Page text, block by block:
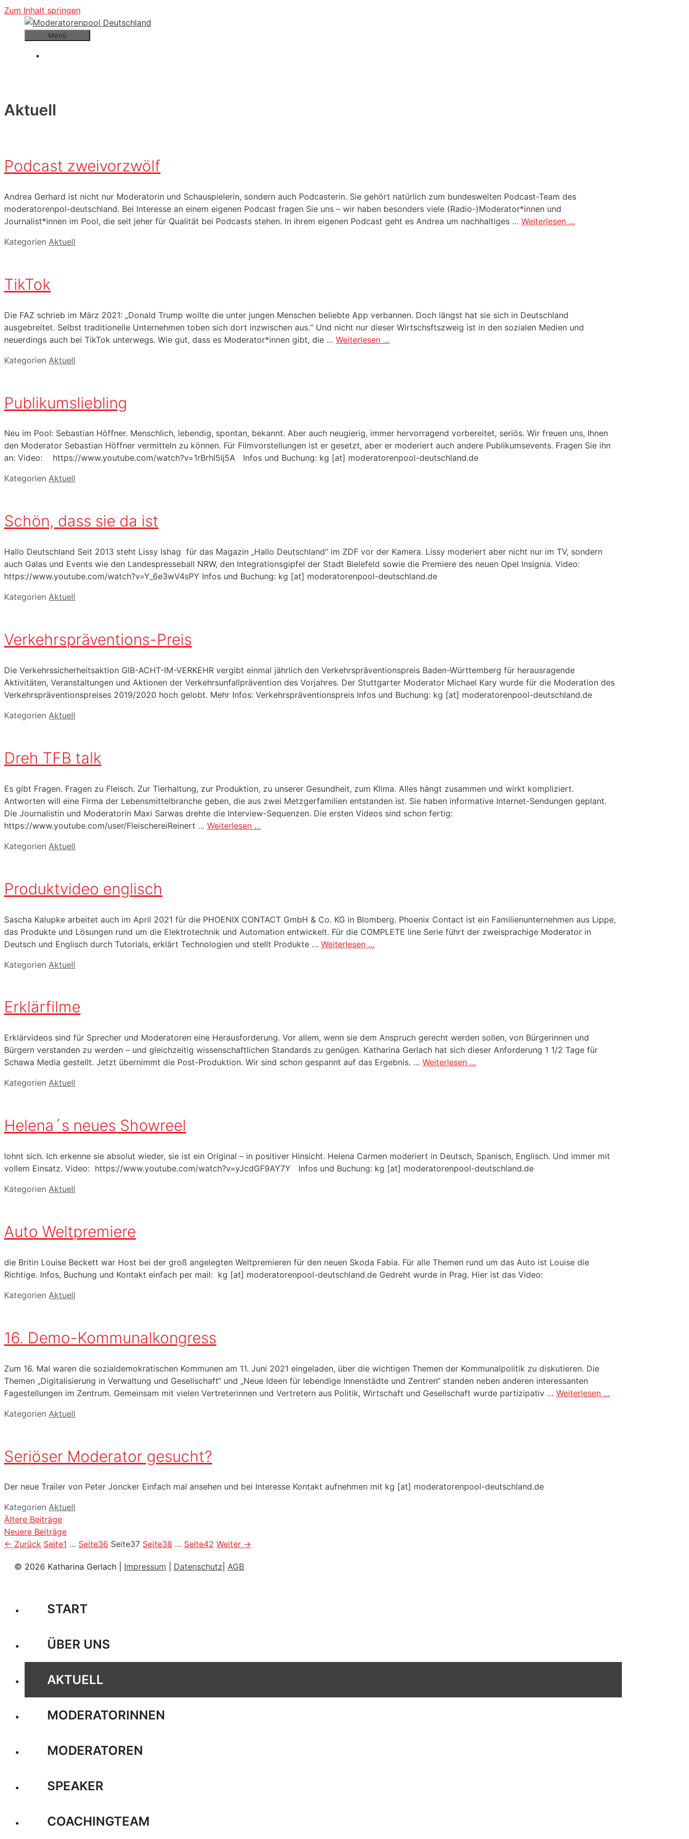
Zum Inhalt springen
Menü
Aktuell
Podcast zweivorzwölf
Andrea Gerhard ist nicht nur Moderatorin und Schauspielerin, sondern auch Podcasterin. Sie gehört natürlich zum bundesweiten Podcast-Team des
moderatorenpol-deutschland. Bei Interesse an einem eigenen Podcast fragen Sie uns – wir haben besonders viele (Radio-)Moderator*innen und
Journalist*innen im Pool, die seit jeher für Qualität bei Podcasts stehen. In ihrem eigenen Podcast geht es Andrea um nachhaltiges … Weiterlesen …
Kategorien Aktuell
TikTok
Die FAZ schrieb im März 2021: „Donald Trump wollte die unter jungen Menschen beliebte App verbannen. Doch längst hat sie sich in Deutschland
ausgebreitet. Selbst traditionelle Unternehmen toben sich dort inzwischen aus.“ Und nicht nur dieser Wirtschsftszweig ist in den sozialen Medien und
neuerdings auch bei TikTok unterwegs. Wie gut, dass es Moderator*innen gibt, die … Weiterlesen …
Kategorien Aktuell
Publikumsliebling
Neu im Pool: Sebastian Höffner. Menschlich, lebendig, spontan, bekannt. Aber auch neugierig, immer hervorragend vorbereitet, seriös. Wir freuen uns, Ihnen
den Moderator Sebastian Höffner vermitteln zu können. Für Filmvorstellungen ist er gesetzt, aber er moderiert auch andere Publikumsevents. Fragen Sie ihn
an: Video: https://www.youtube.com/watch?v=1rBrhI5lj5A Infos und Buchung: kg [at] moderatorenpool-deutschland.de
Kategorien Aktuell
Schön, dass sie da ist
Hallo Deutschland Seit 2013 steht Lissy Ishag für das Magazin „Hallo Deutschland“ im ZDF vor der Kamera. Lissy moderiert aber nicht nur im TV, sondern
auch Galas und Events wie den Landespresseball NRW, den Integrationsgipfel der Stadt Bielefeld sowie die Premiere des neuen Opel Insignia. Video:
https://www.youtube.com/watch?v=Y_6e3wV4sPY Infos und Buchung: kg [at] moderatorenpool-deutschland.de
Kategorien Aktuell
Verkehrspräventions-Preis
Die Verkehrssicherheitsaktion GIB-ACHT-IM-VERKEHR vergibt einmal jährlich den Verkehrspräventionspreis Baden-Württemberg für herausragende
Aktivitäten, Veranstaltungen und Aktionen der Verkehrsunfallprävention des Vorjahres. Der Stuttgarter Moderator Michael Kary wurde für die Moderation des
Verkehrspräventionspreises 2019/2020 hoch gelobt. Mehr Infos: Verkehrspräventionspreis Infos und Buchung: kg [at] moderatorenpool-deutschland.de
Kategorien Aktuell
Dreh TFB talk
Es gibt Fragen. Fragen zu Fleisch. Zur Tierhaltung, zur Produktion, zu unserer Gesundheit, zum Klima. Alles hängt zusammen und wirkt kompliziert.
Antworten will eine Firma der Lebensmittelbranche geben, die aus zwei Metzgerfamilien entstanden ist. Sie haben informative Internet-Sendungen geplant.
Die Journalistin und Moderatorin Maxi Sarwas drehte die Interview-Sequenzen. Die ersten Videos sind schon fertig:
https://www.youtube.com/user/FleischereiReinert … Weiterlesen …
Kategorien Aktuell
Produktvideo englisch
Sascha Kalupke arbeitet auch im April 2021 für die PHOENIX CONTACT GmbH & Co. KG in Blomberg. Phoenix Contact ist ein Familienunternehmen aus Lippe,
das Produkte und Lösungen rund um die Elektrotechnik und Automation entwickelt. Für die COMPLETE line Serie führt der zweisprachige Moderator in
Deutsch und Englisch durch Tutorials, erklärt Technologien und stellt Produkte … Weiterlesen …
Kategorien Aktuell
Erklärfilme
Erklärvideos sind für Sprecher und Moderatoren eine Herausforderung. Vor allem, wenn sie dem Anspruch gerecht werden sollen, von Bürgerinnen und
Bürgern verstanden zu werden – und gleichzeitig wissenschaftlichen Standards zu genügen. Katharina Gerlach hat sich dieser Anforderung 1 1/2 Tage für
Schawa Media gestellt. Jetzt übernimmt die Post-Produktion. Wir sind schon gespannt auf das Ergebnis. … Weiterlesen …
Kategorien Aktuell
Helena´s neues Showreel
lohnt sich. Ich erkenne sie absolut wieder, sie ist ein Original – in positiver Hinsicht. Helena Carmen moderiert in Deutsch, Spanisch, Englisch. Und immer mit
vollem Einsatz. Video: https://www.youtube.com/watch?v=yJcdGF9AY7Y Infos und Buchung: kg [at] moderatorenpool-deutschland.de
Kategorien Aktuell
Auto Weltpremiere
die Britin Louise Beckett war Host bei der groß angelegten Weltpremieren für den neuen Skoda Fabia. Für alle Themen rund um das Auto ist Louise die
Richtige. Infos, Buchung und Kontakt einfach per mail: kg [at] moderatorenpool-deutschland.de Gedreht wurde in Prag. Hier ist das Video:
Kategorien Aktuell
16. Demo-Kommunalkongress
Zum 16. Mal waren die sozialdemokratischen Kommunen am 11. Juni 2021 eingeladen, über die wichtigen Themen der Kommunalpolitik zu diskutieren. Die
Themen „Digitalisierung in Verwaltung und Gesellschaft“ und „Neue Ideen für lebendige Innenstädte und Zentren“ standen neben anderen interessanten
Fagestellungen im Zentrum. Gemeinsam mit vielen Vertreterinnen und Vertretern aus Politik, Wirtschaft und Gesellschaft wurde partizipativ … Weiterlesen …
Kategorien Aktuell
Seriöser Moderator gesucht?
Der neue Trailer von Peter Joncker Einfach mal ansehen und bei Interesse Kontakt aufnehmen mit kg [at] moderatorenpool-deutschland.de
Kategorien Aktuell
Ältere Beiträge
Neuere Beiträge
← Zurück Seite1 … Seite36 Seite37 Seite38 … Seite42 Weiter →
© 2026 Katharina Gerlach | Impressum Datenschutz AGB
START
ÜBER UNS
AKTUELL
MODERATORINNEN
MODERATOREN
SPEAKER
COACHINGTEAM